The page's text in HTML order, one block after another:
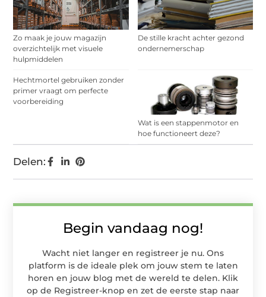
Zo maak je jouw magazijn
overzichtelijk met visuele
hulpmiddelen
De stille kracht achter gezond
ondernemerschap
Hechtmortel gebruiken zonder
primer vraagt om perfecte
voorbereiding
Wat is een stappenmotor en
hoe functioneert deze?
Begin vandaag nog!
Wacht niet langer en registreer je nu. Ons
platform is de ideale plek om jouw stem te laten
horen en jouw blog met de wereld te delen. Klik
op de Registreer-knop en zet de eerste stap naar
Delen: